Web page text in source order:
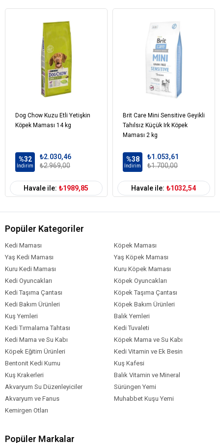
Hidrolize kuzu proteini
Bezelye nişastası
Bira mayası
Yaban mersini
Chia tohumu
L-karnitin
Ksilooligosakkarit (XOS)
Kurutulmuş yumurta
Zerdeçal
Kırmızı soğan
Böğürtlen
Domates
Karpuz
Kekik
Zencefil ekstraktları
Köpek Yaş
Aralığı
Yavru (0-12 Ay)
Köpek Maması
Formu
Köpek Maması
Tahıl Oranı
Köpek Irk
Boyutu
Orta Irk (11-25 kg) Büyük Irk (26-44 kg)
Köpek Maması
İçerik
Köpek Maması
Paket Boyutu
Köpek Irk
Özelliği
Tüm Orta-Büyük Irklar
Dog Chow Kuzu Etli Yetişkin
Köpek Maması 14 kg
%32
İndirim
₺2.030,46
₺2.969,00
Havale ile: ₺1989,85
Brit Care Mini Sensitive Geyikli
Tahılsız Küçük Irk Köpek
Maması 2 kg
%38
İndirim
₺1.053,61
₺1.700,00
Havale ile: ₺1032,54
Popüler Kategoriler
Kedi Maması
Köpek Maması
Yaş Kedi Maması
Yaş Köpek Maması
Kuru Kedi Maması
Kuru Köpek Maması
Kedi Oyuncakları
Köpek Oyuncakları
Kedi Taşıma Çantası
Köpek Taşıma Çantası
Kedi Bakım Ürünleri
Köpek Bakım Ürünleri
Kuş Yemleri
Balık Yemleri
Kedi Tırmalama Tahtası
Kedi Tuvaleti
Kedi Mama ve Su Kabı
Köpek Mama ve Su Kabı
Köpek Eğitim Ürünleri
Kedi Vitamin ve Ek Besin
Bentonit Kedi Kumu
Kuş Kafesi
Kuş Krakerleri
Balık Vitamin ve Mineral
Akvaryum Su Düzenleyiciler
Sürüngen Yemi
Akvaryum ve Fanus
Muhabbet Kuşu Yemi
Kemirgen Otları
Popüler Markalar